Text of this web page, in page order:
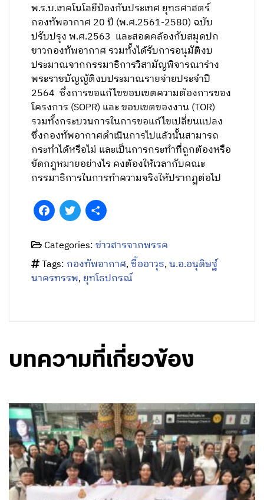
พ.ร.บ.เทคโนโลยีป้องกันประเทศ ยุทธศาสตร์
กองทัพอากาศ 20 ปี (พ.ศ.2561-2580) ฉบับ
ปรับปรุง พ.ศ.2563 และสอดคล้องกับสมุดปก
ขาวกองทัพอากาศ รวมทั้งได้รับการอนุมัติงบ
ประมาณจากกรรมาธิการวิสามัญพิจารณาร่าง
พระราชบัญญัติงบประมาณรายจ่ายประจำปี
2564 ซึ่งการขอแก้ไขขอบเขตความต้องการของ
โครงการ (SOPR) และ ขอบเขตของงาน (TOR)
รวมทั้งกระบวนการในการขอแก้ไขเปลี่ยนแปลง
ซึ่งกองทัพอากาศดำเนินการไปแล้วนั้นสามารถ
กระทำได้หรือไม่ และเป็นการกระทำที่ถูกต้องหรือ
ขัดกฎหมายอย่างไร คงต้องให้เวลากับคณะ
กรรมาธิการในการทำความจริงให้ปรากฏต่อไป
FacebookTwitter
Categories:ข่าวสารจากพรรค
Tags: กองทัพอากาศ,ซื้ออาวุธ,น.อ.อนุดิษฐ์
นาครทรรพ,ยุทโธปกรณ์
บทความที่เกี่ยวข้อง